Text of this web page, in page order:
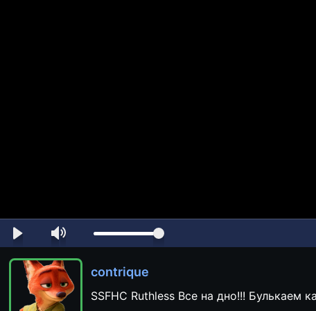
contrique
SSFHC Ruthless Все на дно!!! Булькаем